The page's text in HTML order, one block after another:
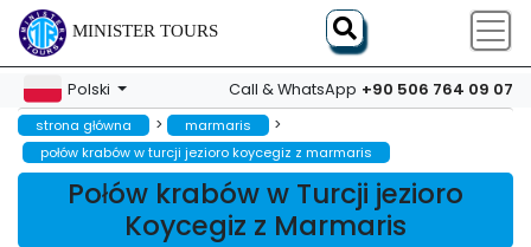
MINISTER TOURS
Polski Call & WhatsApp +90 506 764 09 07
strona główna > marmaris >
połów krabów w turcji jezioro koycegiz z marmaris
Połów krabów w Turcji jezioro
Koycegiz z Marmaris